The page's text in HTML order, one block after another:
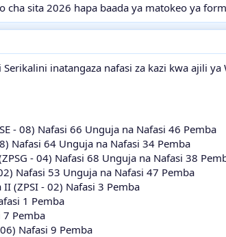
sita 2026 hapa baada ya matokeo ya
inatangaza nafasi za kazi kwa ajili
- 08) Nafasi 66 Unguja na Nafasi 46 Pemba
Nafasi 64 Unguja na Nafasi 34 Pemba
- 04) Nafasi 68 Unguja na Nafasi 38
Nafasi 53 Unguja na Nafasi 47 Pemba
II (ZPSI - 02) Nafasi 3 Pemba
1 Pemba
7 Pemba
Nafasi 9 Pemba